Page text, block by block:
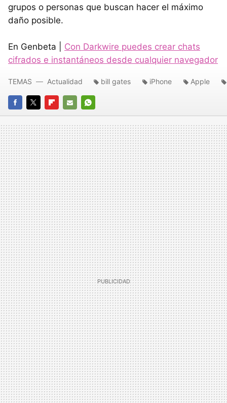
grupos o personas que buscan hacer el máximo
daño posible.
En Genbeta | Con Darkwire puedes crear chats
cifrados e instantáneos desde cualquier navegador
FACEBOOK
TWITTERFLIPBOARD
E-
MAIL
WHATSAPP
TEMAS Actualidad bill gates iPhone Apple